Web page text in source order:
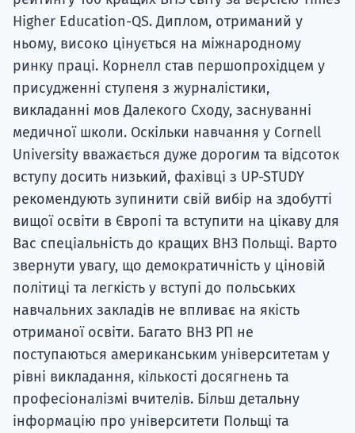
Higher Education-QS. Диплом, отриманий у
ньому, високо цінується на міжнародному
ринку праці. Корнелл став першопрохідцем у
присудженні ступеня з журналістики,
викладанні мов Далекого Сходу, заснуванні
медичної школи. Оскільки навчання у Cornell
University вважається дуже дорогим та відсоток
вступу досить низький, фахівці з UP-STUDY
рекомендують зупинити свій вибір на здобутті
вищої освіти в Європі та вступити на цікаву для
Вас спеціальність до кращих ВНЗ Польщі. Варто
звернути увагу, що демократичність у ціновій
політиці та легкість у вступі до польських
навчальних закладів не впливає на якість
отриманої освіти. Багато ВНЗ РП не
поступаються американським університетам у
рівні викладання, кількості досягнень та
професіоналізмі вчителів. Більш детальну
інформацію про університети Польщі та